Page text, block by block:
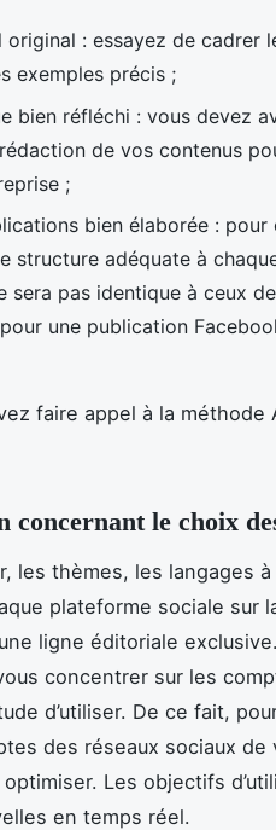
original : essayez de cadrer
exemples précis ;
bien réfléchi : vous devez
de vos contenus
;
bien élaborée : pour
structure adéquate à
pas identique à ceux
une publication
faire appel à la méthode
concernant le choix
les thèmes, les langages
plateforme sociale sur
ligne éditoriale
concentrer sur les
d’utiliser. De ce fait,
des réseaux sociaux
Les objectifs
en temps réel.